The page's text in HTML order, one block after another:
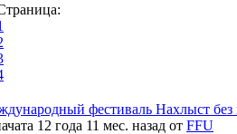
фестиваль Нахлыст без
12 года 11 мес. назад от FFU